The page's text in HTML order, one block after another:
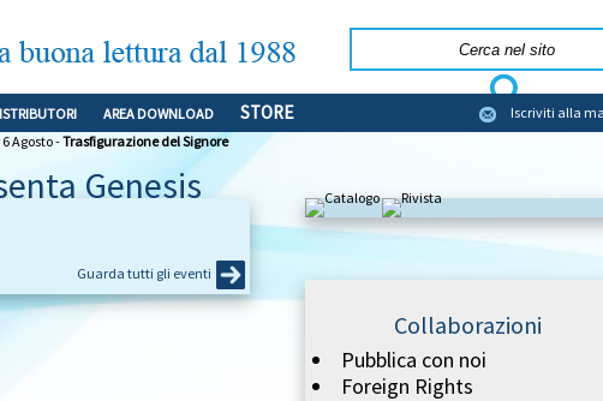
AREA DOWNLOAD STORE
Iscriviti alla
Agosto -Trasfigurazione del Signore
Genesis
Guarda tutti gli eventi
Collaborazioni
Pubblica con noi
Foreign Rights